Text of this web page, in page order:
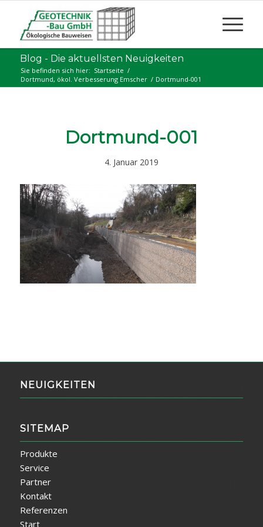
Blog - Die aktuellsten Neuigkeiten
Sie befinden sich hier: Startseite /
Dortmund, ökol. Verbesserung Emscher / Dortmund-001
Dortmund-001
4. Januar 2019
NEUIGKEITEN
SITEMAP
Produkte
Service
Partner
Kontakt
Referenzen
Start